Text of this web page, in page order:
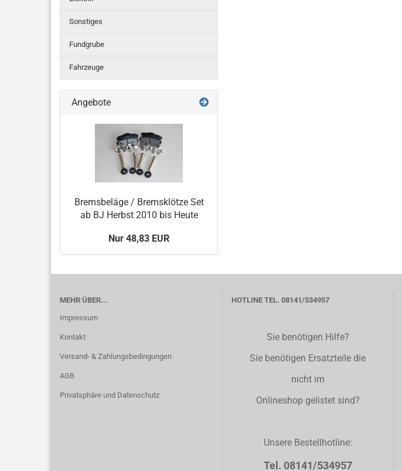
Sonstiges
Fundgrube
Fahrzeuge
Angebote
Bremsbeläge / Bremsklötze Set
ab BJ Herbst 2010 bis Heute
Nur 48,83 EUR
MEHR ÜBER...
Impressum
Kontakt
Versand- & Zahlungsbedingungen
AGB
Privatsphäre und Datenschutz
HOTLINE TEL. 08141/534957
Sie benötigen Hilfe?
Sie benötigen Ersatzteile die
nicht im
Onlineshop gelistet sind?
Unsere Bestellhotline:
Tel. 08141/534957